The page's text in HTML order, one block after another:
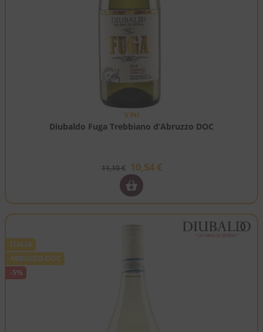
VINI
Diubaldo Fuga Trebbiano d’Abruzzo DOC
11,10€ 10,54 €
ITALIA
ABRUZZO DOC
-5%